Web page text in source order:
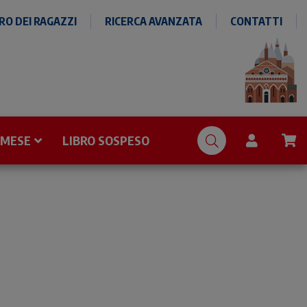
DEI RAGAZZI RICERCA AVANZATA CONTATTI
LIBRO SOSPESO